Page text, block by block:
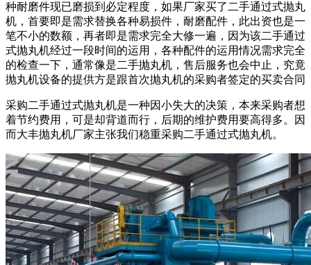
种耐磨件现已磨损到必定程度，如果厂家买了二手通过式抛丸
机，首要即是需求替换各种易损件，耐磨配件，此出资也是一
笔不小的数额，再者即是需求完全大修一遍，因为该二手通过
式抛丸机经过一段时间的运用，各种配件的运用情况需求完全
的检查一下，通常像是二手抛丸机，售后服务也会中止，究竟
抛丸机设备的提供方是跟首次抛丸机的采购者签定的买卖合同
采购二手通过式抛丸机是一种因小失大的决策，本来采购者想
着节约费用，可是却背道而行，后期的维护费用要高得多。因
而大丰抛丸机厂家主张我们稳重采购二手通过式抛丸机。